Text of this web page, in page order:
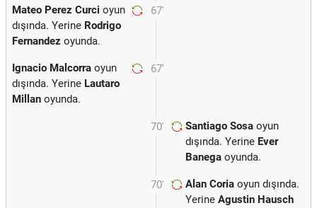
67'
Mateo Perez Curci oyun
dışında. Yerine Rodrigo
Fernandez oyunda.
67'
Ignacio Malcorra oyun
dışında. Yerine Lautaro
Millan oyunda.
70' Santiago Sosa oyun
dışında. Yerine Ever
Banega oyunda.
70' Alan Coria oyun dışında.
Yerine Agustin Hausch